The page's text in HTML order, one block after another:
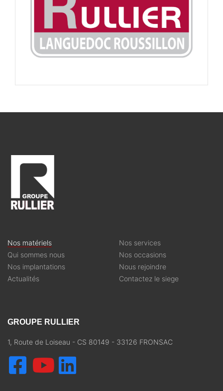
Nos matériels
Qui sommes nous
Nos implantations
Actualités
Nos services
Nos occasions
Nous rejoindre
Contactez le siege
GROUPE RULLIER
1, Route de Loiseau - CS 80149 - 33126 FRONSAC